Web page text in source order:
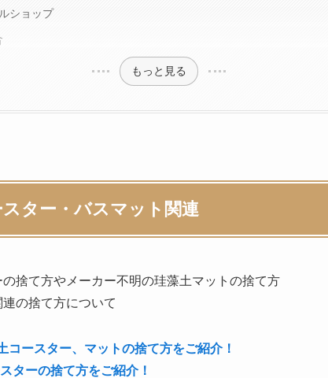
ショップ
もっと見る
ター・バスマット関連
捨て方やメーカー不明の珪藻土マットの捨て方
の捨て方について
コースター、マットの捨て方をご紹介！
ターの捨て方をご紹介！